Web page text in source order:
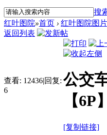
搜
红叶图院»首页 › 红叶图院图
返回列表
查看: 12436|回复:
6
公交
【6P】
[复制链接]